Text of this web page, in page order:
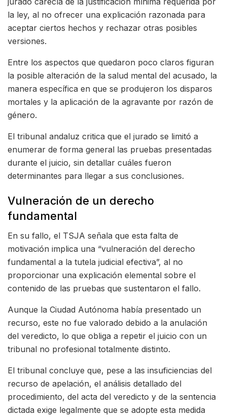
la ley, al no ofrecer una explicación razonada para
aceptar ciertos hechos y rechazar otras posibles
versiones.
Entre los aspectos que quedaron poco claros figuran
la posible alteración de la salud mental del acusado, la
manera específica en que se produjeron los disparos
mortales y la aplicación de la agravante por razón de
género.
El tribunal andaluz critica que el jurado se limitó a
enumerar de forma general las pruebas presentadas
durante el juicio, sin detallar cuáles fueron
determinantes para llegar a sus conclusiones.
Vulneración de un derecho
fundamental
En su fallo, el TSJA señala que esta falta de
motivación implica una “vulneración del derecho
fundamental a la tutela judicial efectiva”, al no
proporcionar una explicación elemental sobre el
contenido de las pruebas que sustentaron el fallo.
Aunque la Ciudad Autónoma había presentado un
recurso, este no fue valorado debido a la anulación
del veredicto, lo que obliga a repetir el juicio con un
tribunal no profesional totalmente distinto.
El tribunal concluye que, pese a las insuficiencias del
recurso de apelación, el análisis detallado del
procedimiento, del acta del veredicto y de la sentencia
dictada exige legalmente que se adopte esta medida